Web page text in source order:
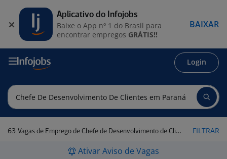
Login
63 Vagas de Emprego de Chefe de Desenvolvimento de Clientes em Paraná FILTRAR
Ativar Aviso de Vagas
Aplicativo do Infojobs
Baixe o App nº 1 do Brasil para
encontrar empregos GRÁTIS!!
BAIXAR